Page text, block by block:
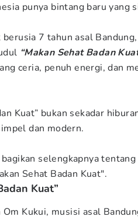
punya bintang baru yang
7 tahun asal
“Makan Sehat Badan
ceria, penuh energi, dan
Kuat” bukan sekadar
dan modern.
bagikan selengkapnya
Sehat Badan Kuat".
Kuat”
Kukui, musisi asal